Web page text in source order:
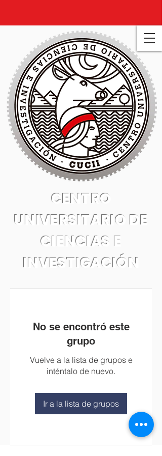
CENTRO
UNIVERSITARIO DE
CIENCIAS E
INVESTIGACIÓN
No se encontró este
grupo
Vuelve a la lista de grupos e
inténtalo de nuevo.
Ir a la lista de grupos